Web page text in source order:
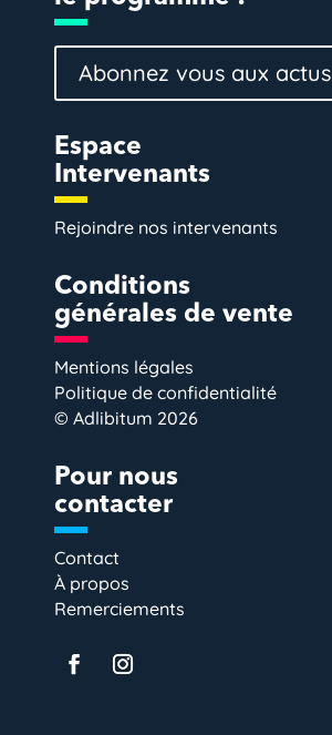
Abonnez vous aux actus
Espace
Intervenants
Rejoindre nos intervenants
Conditions
générales de vente
Mentions légales
Politique de confidentialité
© Adlibitum 2026
Pour nous
contacter
Contact
À propos
Remerciements